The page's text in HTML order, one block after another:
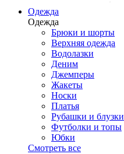
Одежда
Одежда
Брюки и шорты
Верхняя одежда
Водолазки
Деним
Джемперы
Жакеты
Носки
Платья
Рубашки и блузки
Футболки и топы
Юбки
Смотреть все